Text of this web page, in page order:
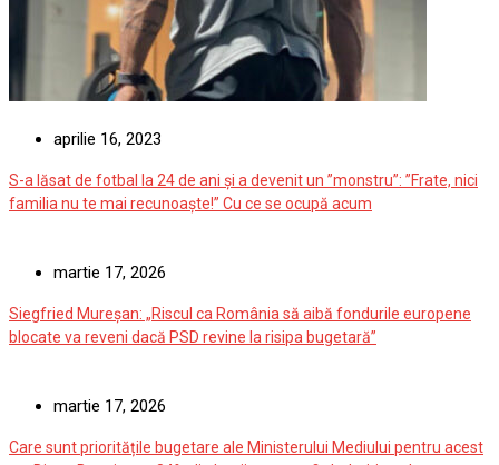
aprilie 16, 2023
S-a lăsat de fotbal la 24 de ani și a devenit un ”monstru”: ”Frate, nici
familia nu te mai recunoaște!” Cu ce se ocupă acum
martie 17, 2026
Siegfried Mureșan: „Riscul ca România să aibă fondurile europene
blocate va reveni dacă PSD revine la risipa bugetară”
martie 17, 2026
Care sunt prioritățile bugetare ale Ministerului Mediului pentru acest